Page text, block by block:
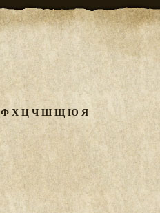
ФХЦЧШЩЮ Я